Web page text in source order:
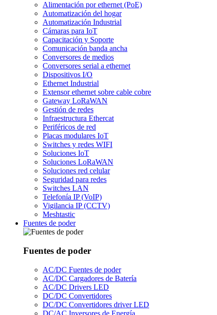
Alimentación por ethernet (PoE)
Automatización del hogar
Automatización Industrial
Cámaras para IoT
Capacitación y Soporte
Comunicación banda ancha
Conversores de medios
Conversores serial a ethernet
Dispositivos I/O
Ethernet Industrial
Extensor ethernet sobre cable cobre
Gateway LoRaWAN
Gestión de redes
Infraestructura Ethercat
Periféricos de red
Placas modulares IoT
Switches y redes WIFI
Soluciones IoT
Soluciones LoRaWAN
Soluciones red celular
Seguridad para redes
Switches LAN
Telefonía IP (VoIP)
Vigilancia IP (CCTV)
Meshtastic
Fuentes de poder
Fuentes de poder
AC/DC Fuentes de poder
AC/DC Cargadores de Batería
AC/DC Drivers LED
DC/DC Convertidores
DC/DC Convertidores driver LED
DC/AC Inversores de Energía